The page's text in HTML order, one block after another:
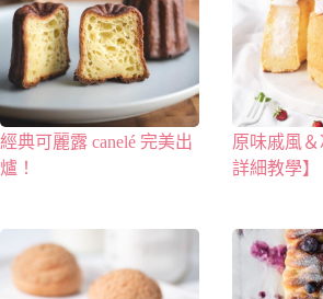
經典可麗露 canelé 完美出
爐！
原味戚風
詳細教學】